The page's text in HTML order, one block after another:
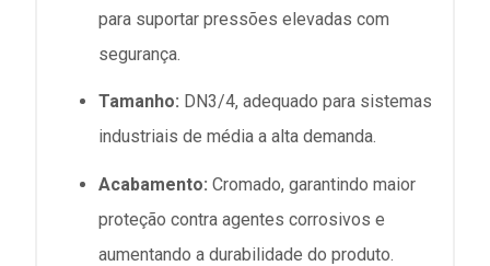
para suportar pressões elevadas com
segurança.
Tamanho: DN3/4, adequado para sistemas
industriais de média a alta demanda.
Acabamento: Cromado, garantindo maior
proteção contra agentes corrosivos e
aumentando a durabilidade do produto.